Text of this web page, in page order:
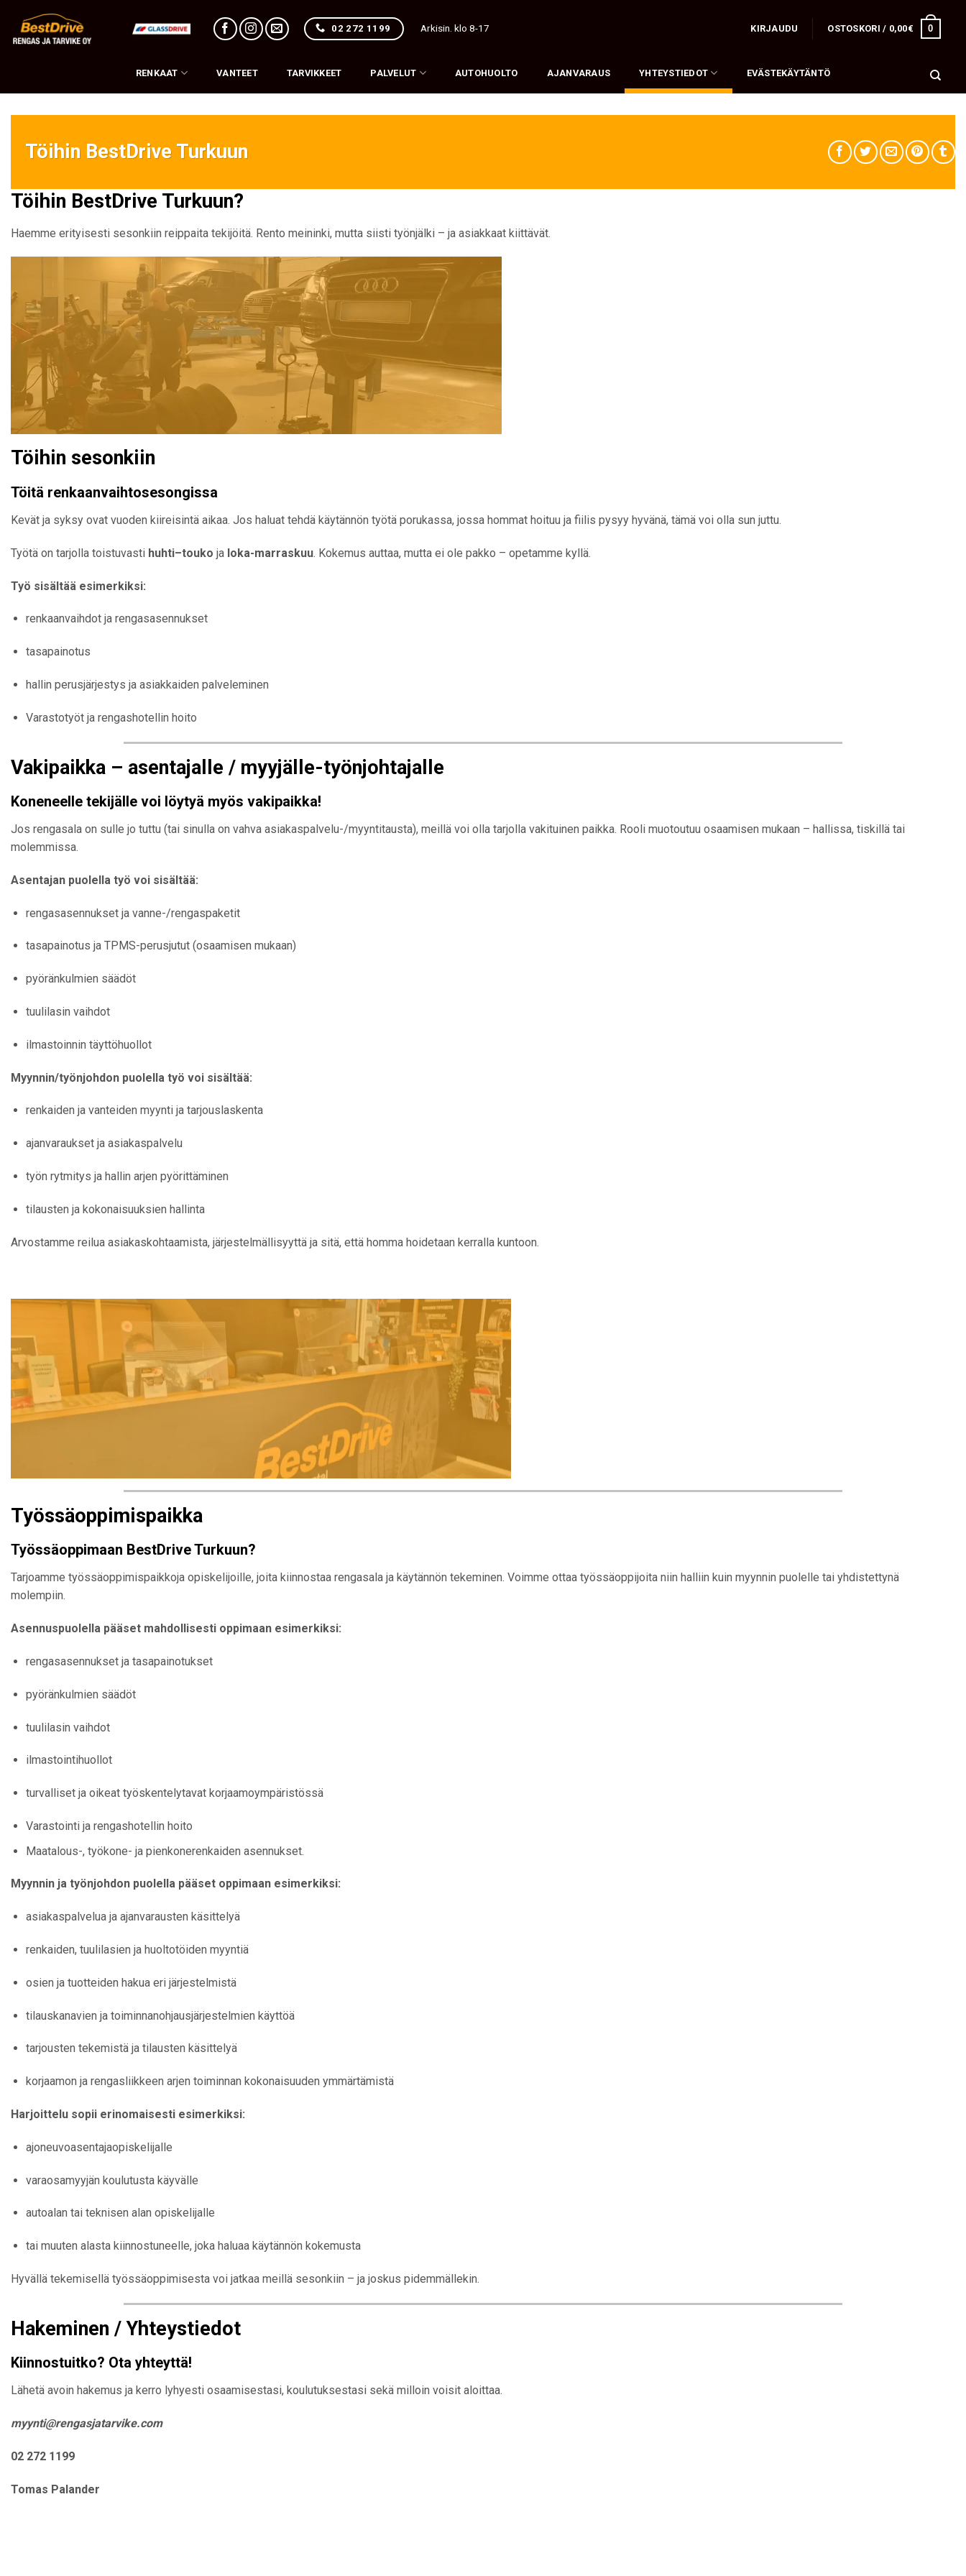
content
02 272 1199 Arkisin. klo 8-17 KIRJAUDU OSTOSKORI / 0,00€ 0
RENKAAT VANTEET TARVIKKEET PALVELUT AUTOHUOLTO AJANVARAUS YHTEYSTIEDOT EVÄSTEKÄYTÄNTÖ
Töihin BestDrive Turkuun
Töihin BestDrive Turkuun?
Haemme erityisesti sesonkiin reippaita tekijöitä. Rento meininki, mutta siisti työnjälki – ja asiakkaat kiittävät.
Töihin sesonkiin
Töitä renkaanvaihtosesongissa
Kevät ja syksy ovat vuoden kiireisintä aikaa. Jos haluat tehdä käytännön työtä porukassa, jossa hommat hoituu ja fiilis pysyy hyvänä, tämä voi olla sun juttu.
Työtä on tarjolla toistuvasti huhti–touko ja loka-marraskuu. Kokemus auttaa, mutta ei ole pakko – opetamme kyllä.
Työ sisältää esimerkiksi:
renkaanvaihdot ja rengasasennukset
tasapainotus
hallin perusjärjestys ja asiakkaiden palveleminen
Varastotyöt ja rengashotellin hoito
Vakipaikka – asentajalle / myyjälle-työnjohtajalle
Koneneelle tekijälle voi löytyä myös vakipaikka!
Jos rengasala on sulle jo tuttu (tai sinulla on vahva asiakaspalvelu-/myyntitausta), meillä voi olla tarjolla vakituinen paikka. Rooli muotoutuu osaamisen mukaan – hallissa, tiskillä tai
molemmissa.
Asentajan puolella työ voi sisältää:
rengasasennukset ja vanne-/rengaspaketit
tasapainotus ja TPMS-perusjutut (osaamisen mukaan)
pyöränkulmien säädöt
tuulilasin vaihdot
ilmastoinnin täyttöhuollot
Myynnin/työnjohdon puolella työ voi sisältää:
renkaiden ja vanteiden myynti ja tarjouslaskenta
ajanvaraukset ja asiakaspalvelu
työn rytmitys ja hallin arjen pyörittäminen
tilausten ja kokonaisuuksien hallinta
Arvostamme reilua asiakaskohtaamista, järjestelmällisyyttä ja sitä, että homma hoidetaan kerralla kuntoon.
Työssäoppimispaikka
Työssäoppimaan BestDrive Turkuun?
Tarjoamme työssäoppimispaikkoja opiskelijoille, joita kiinnostaa rengasala ja käytännön tekeminen. Voimme ottaa työssäoppijoita niin halliin kuin myynnin puolelle tai yhdistettynä
molempiin.
Asennuspuolella pääset mahdollisesti oppimaan esimerkiksi:
rengasasennukset ja tasapainotukset
pyöränkulmien säädöt
tuulilasin vaihdot
ilmastointihuollot
turvalliset ja oikeat työskentelytavat korjaamoympäristössä
Varastointi ja rengashotellin hoito
Maatalous-, työkone- ja pienkonerenkaiden asennukset.
Myynnin ja työnjohdon puolella pääset oppimaan esimerkiksi:
asiakaspalvelua ja ajanvarausten käsittelyä
renkaiden, tuulilasien ja huoltotöiden myyntiä
osien ja tuotteiden hakua eri järjestelmistä
tilauskanavien ja toiminnanohjausjärjestelmien käyttöä
tarjousten tekemistä ja tilausten käsittelyä
korjaamon ja rengasliikkeen arjen toiminnan kokonaisuuden ymmärtämistä
Harjoittelu sopii erinomaisesti esimerkiksi:
ajoneuvoasentajaopiskelijalle
varaosamyyjän koulutusta käyvälle
autoalan tai teknisen alan opiskelijalle
tai muuten alasta kiinnostuneelle, joka haluaa käytännön kokemusta
Hyvällä tekemisellä työssäoppimisesta voi jatkaa meillä sesonkiin – ja joskus pidemmällekin.
Hakeminen / Yhteystiedot
Kiinnostuitko? Ota yhteyttä!
Lähetä avoin hakemus ja kerro lyhyesti osaamisestasi, koulutuksestasi sekä milloin voisit aloittaa.
myynti@rengasjatarvike.com
02 272 1199
Tomas Palander